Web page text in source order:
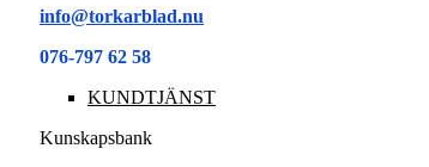
info@torkarblad.nu
076-797 62 58
KUNDTJÄNST
Kunskapsbank